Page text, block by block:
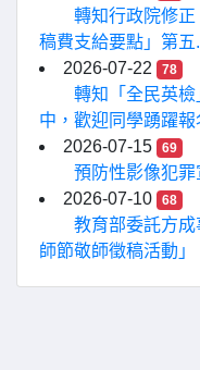
轉知行政院修
稿費支給要點」第五
2026-07-22
78
轉知「全民英
中，歡迎同學踴躍報
2026-07-15
69
預防性影像犯罪
2026-07-10
68
教育部委託方
師節敬師徵稿活動」